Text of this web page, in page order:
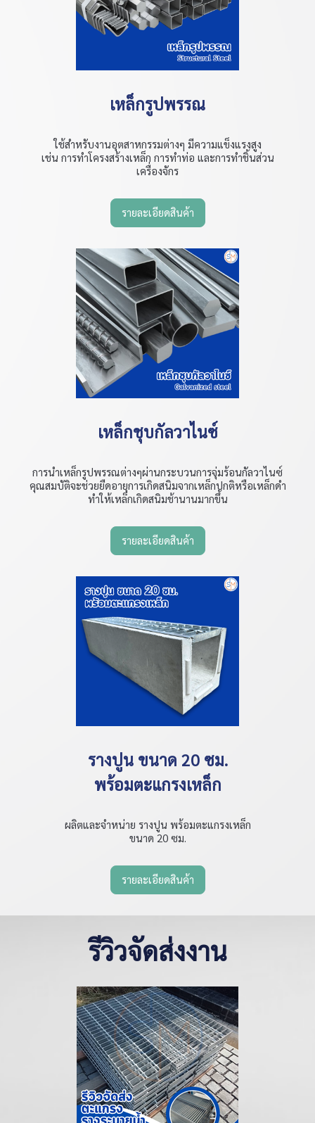
เหล็กรูปพรรณ
ใช้สำหรับงานอุตสาหกรรมต่างๆ มีความแข็งแรงสูง
เช่น การทำโครงสร้างเหล็ก การทำท่อ และการทำชิ้นส่วน
เครื่องจักร
รายละเอียดสินค้า
เหล็กชุบกัลวาไนซ์
การนำเหล็กรูปพรรณต่างๆผ่านกระบวนการจุ่มร้อนกัลวาไนซ์
คุณสมบัติจะช่วยยืดอายุการเกิดสนิมจากเหล็กปกติหรือเหล็กดำ
ทำให้เหล็กเกิดสนิมช้านานมากขึ้น
รายละเอียดสินค้า
รางปูน ขนาด 20 ซม.
พร้อมตะแกรงเหล็ก
ผลิตและจำหน่าย รางปูน พร้อมตะแกรงเหล็ก
ขนาด 20 ซม.
รายละเอียดสินค้า
รีวิวจัดส่งงาน